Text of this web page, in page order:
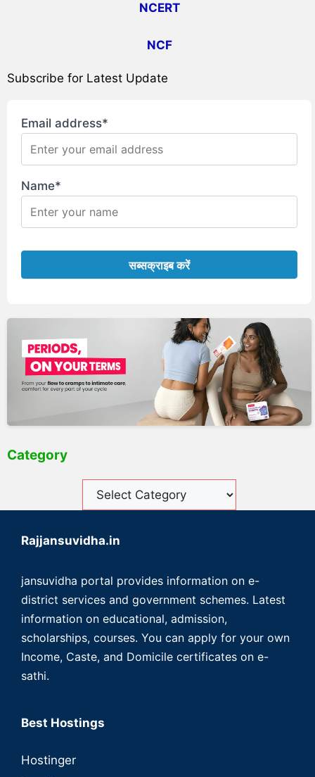
NCERT
NCF
Subscribe for Latest Update
Email address*
Name*
Category
Rajjansuvidha.in
jansuvidha portal provides information on e-
district services and government schemes. Latest
information on educational, admission,
scholarships, courses. You can apply for your own
Income, Caste, and Domicile certificates on e-
sathi.
Best Hostings
Hostinger